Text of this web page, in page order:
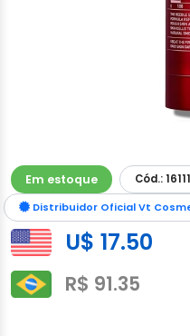
Em estoque
Cód.:
Distribuidor Oficial Vt
U$ 17.50
R$ 91.35